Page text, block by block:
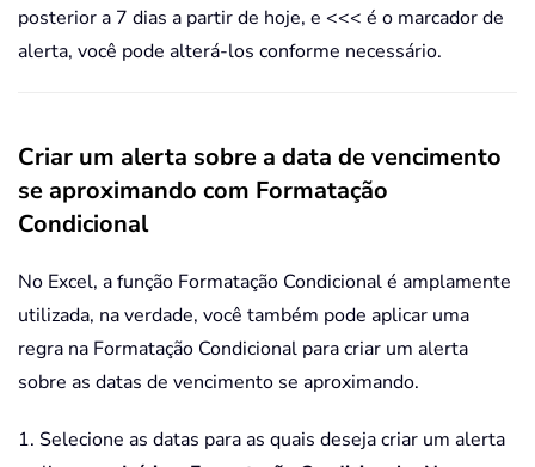
posterior a 7 dias a partir de hoje, e <<< é o marcador de
alerta, você pode alterá-los conforme necessário.
Criar um alerta sobre a data de vencimento
se aproximando com Formatação
Condicional
No Excel, a função Formatação Condicional é amplamente
utilizada, na verdade, você também pode aplicar uma
regra na Formatação Condicional para criar um alerta
sobre as datas de vencimento se aproximando.
1. Selecione as datas para as quais deseja criar um alerta